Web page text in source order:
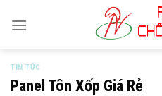
TIN TỨC
Panel Tôn Xốp Giá Rẻ